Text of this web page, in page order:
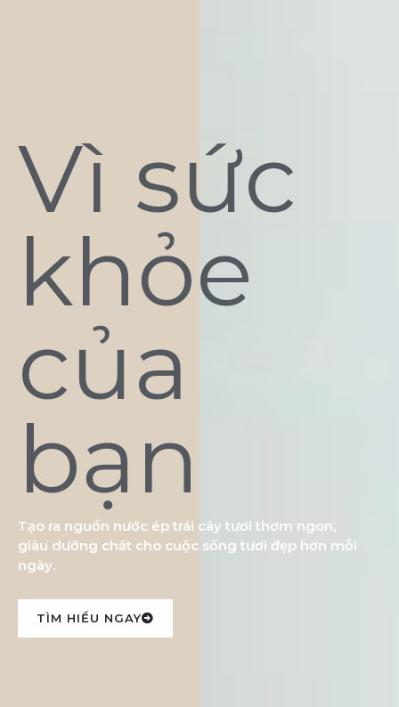
Vì sức
khỏe
của
bạn
Tạo ra nguồn nước ép trái cây tươi thơm ngon,
giàu dưỡng chất cho cuộc sống tươi đẹp hơn mỗi
ngày.
TÌM HIỂU NGAY